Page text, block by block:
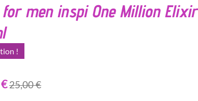
for men inspi One Million Elixir
!
25,00 €